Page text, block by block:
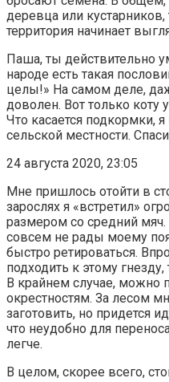
деревца или кустарников,
территория начинает
Паша, ты действительно
народе есть такая
целы!» На самом деле,
доволен. Вот только коту
Что касается
сельской местности.
24 августа 2020, 23:05
Мне пришлось отойти в
зарослях я «встретил»
размером со средний
совсем не рады моему
быстро ретироваться.
подходить к этому
В крайнем случае, можно
окрестностям. За лесом
заготовить, но придется
что неудобно для
легче.
В целом, скорее всего,